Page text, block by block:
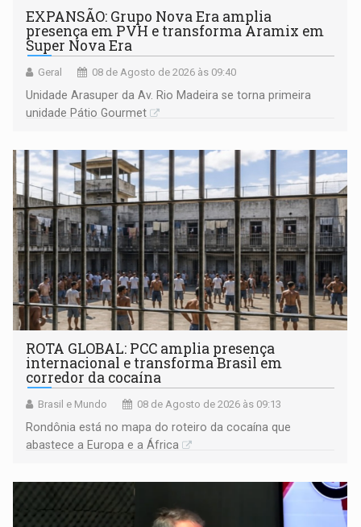
EXPANSÃO: Grupo Nova Era amplia
presença em PVH e transforma Aramix em
Super Nova Era
Geral 08 de Agosto de 2026 às 09:40
Unidade Arasuper da Av. Rio Madeira se torna primeira
unidade Pátio Gourmet
ROTA GLOBAL: PCC amplia presença
internacional e transforma Brasil em
corredor da cocaína
Brasil e Mundo 08 de Agosto de 2026 às 09:13
Rondônia está no mapa do roteiro da cocaína que
abastece a Europa e a África